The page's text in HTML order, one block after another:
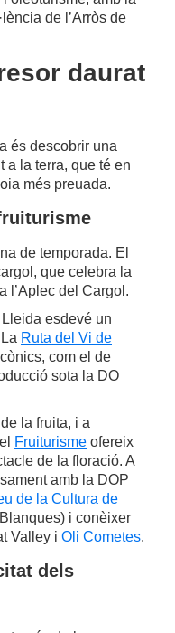
de l’Arròs de
daurat
és descobrir una
a la terra, que té en
més preuada.
de temporada. El
que celebra la
l’Aplec del Cargol.
esdevé un
Ruta del Vi de
com el de
sota la DO
la fruita, i a
Fruiturisme ofereix
de la floració. A
amb la DOP
de la Cultura de
i conèixer
Valley i Oli Cometes.
dels